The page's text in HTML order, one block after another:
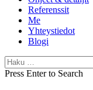
Referenssit
Me
Yhteystiedot
Blogi
Haku:
Press Enter to Search